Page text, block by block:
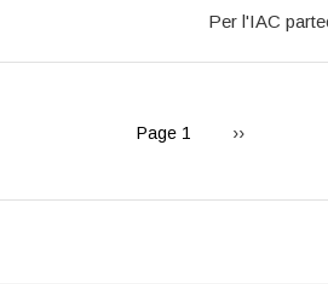
Per l'IAC
Page 1
Next
››